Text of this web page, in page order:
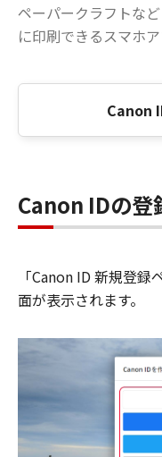
ペーパークラフトな
に印刷できるスマホア
Canon
Canon IDの登
「Canon ID 新規登
面が表示されます。